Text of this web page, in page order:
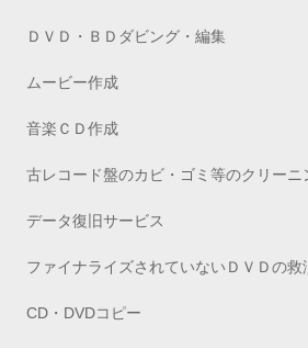
ＤＶＤ・ＢＤダビング・編集
ムービー作成
音楽ＣＤ作成
古レコード盤のカビ・ゴミ等のクリーニ
データ復旧サービス
ファイナライズされていないＤＶＤの救
CD・DVDコピー